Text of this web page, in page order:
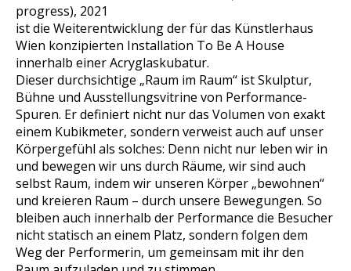
progress), 2021
ist die Weiterentwicklung der für das Künstlerhaus
Wien konzipierten Installation To Be A House
innerhalb einer Acryglaskubatur.
Dieser durchsichtige „Raum im Raum“ ist Skulptur,
Bühne und Ausstellungsvitrine von Performance-
Spuren. Er definiert nicht nur das Volumen von exakt
einem Kubikmeter, sondern verweist auch auf unser
Körpergefühl als solches: Denn nicht nur leben wir in
und bewegen wir uns durch Räume, wir sind auch
selbst Raum, indem wir unseren Körper „bewohnen“
und kreieren Raum – durch unsere Bewegungen. So
bleiben auch innerhalb der Performance die Besucher
nicht statisch an einem Platz, sondern folgen dem
Weg der Performerin, um gemeinsam mit ihr den